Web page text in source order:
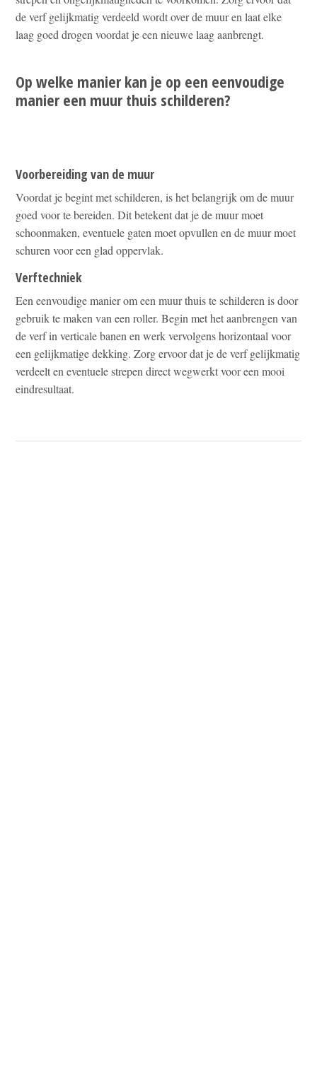
de verf gelijkmatig verdeeld wordt over de muur en laat elke
laag goed drogen voordat je een nieuwe laag aanbrengt.
Op welke manier kan je op een eenvoudige
manier een muur thuis schilderen?
Voorbereiding van de muur
Voordat je begint met schilderen, is het belangrijk om de muur
goed voor te bereiden. Dit betekent dat je de muur moet
schoonmaken, eventuele gaten moet opvullen en de muur moet
schuren voor een glad oppervlak.
Verftechniek
Een eenvoudige manier om een muur thuis te schilderen is door
gebruik te maken van een roller. Begin met het aanbrengen van
de verf in verticale banen en werk vervolgens horizontaal voor
een gelijkmatige dekking. Zorg ervoor dat je de verf gelijkmatig
verdeelt en eventuele strepen direct wegwerkt voor een mooi
eindresultaat.